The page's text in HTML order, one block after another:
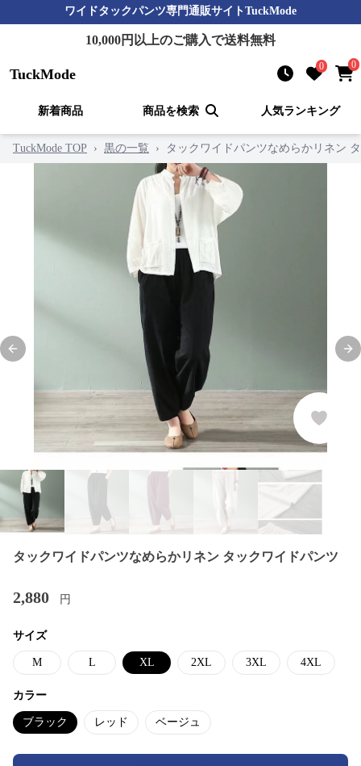
ワイドタックパンツ専門通販サイトTuckMode
10,000円以上のご購入で送料無料
TuckMode 0 0
新着商品 商品を検索 人気ランキング
TuckMode TOP › 黒の一覧 › タックワイドパンツなめらかリネン
Previous slide
タックワイドパンツなめらかリネン タックワイドパンツ
2,880 円
サイズ
M L XL 2XL 3XL 4XL
カラー
ブラック レッド ベージュ